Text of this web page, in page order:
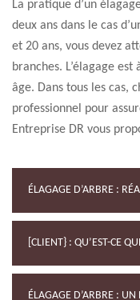
La pratique d’un
deux ans dans le cas
et 20 ans, vous devez
branches. L’élagage
âge. Dans tous les cas,
professionnel pour
Entreprise DR vous
ÉLAGAGE D’ARBRE :
[CLIENT} : QU’EST-CE
ÉLAGAGE D’ARBRE : UN